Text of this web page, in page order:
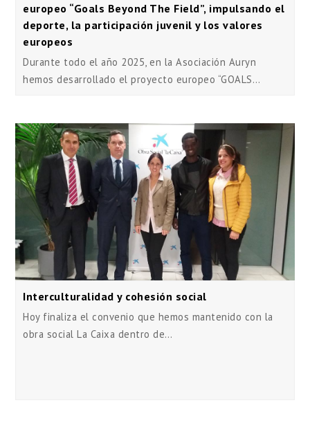
europeo “Goals Beyond The Field”, impulsando el
deporte, la participación juvenil y los valores
europeos
Durante todo el año 2025, en la Asociación Auryn
hemos desarrollado el proyecto europeo “GOALS…
Interculturalidad y cohesión social
Hoy finaliza el convenio que hemos mantenido con la
obra social La Caixa dentro de…